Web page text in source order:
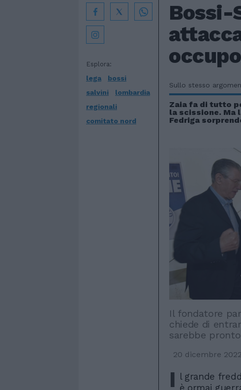
Bossi-
Esplora:
lega
bossi
salvini
lombardia
regionali
comitato nord
Sullo stesso
Zaia fa di tutto
la scissione. Ma
Fedriga
Il fondatore
chiede di
sarebbe
20 dicembre 2022
I l grande